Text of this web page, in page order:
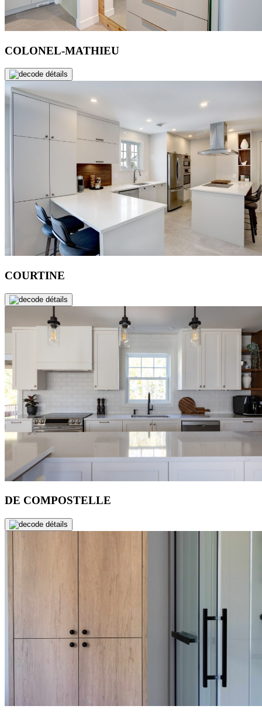
COLONEL-MATHIEU
de détails
COURTINE
de détails
DE COMPOSTELLE
de détails